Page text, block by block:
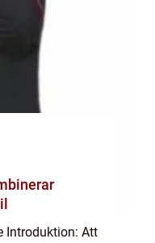
Introduktion: Att